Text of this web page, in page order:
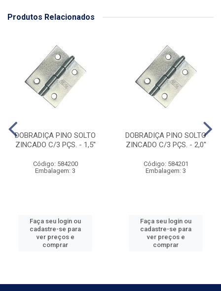
Produtos Relacionados
DOBRADIÇA PINO SOLTO
ZINCADO C/3 PÇS. - 1,5''
Código: 584200
Embalagem: 3
Faça seu login ou
cadastre-se para
ver preços e
comprar
DOBRADIÇA PINO SOLTO
ZINCADO C/3 PÇS. - 2,0''
Código: 584201
Embalagem: 3
Faça seu login ou
cadastre-se para
ver preços e
comprar